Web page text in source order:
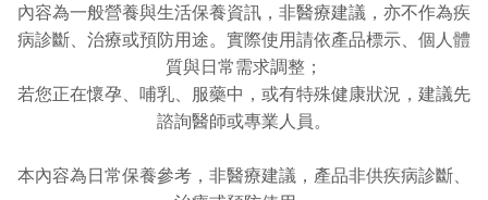
內容為一般營養與生活保養資訊，非醫療建議，亦不作為疾
病診斷、治療或預防用途。實際使用請依產品標示、個人體
質與日常需求調整；
若您正在懷孕、哺乳、服藥中，或有特殊健康狀況，建議先
諮詢醫師或專業人員。
本內容為日常保養參考，非醫療建議，產品非供疾病診斷、